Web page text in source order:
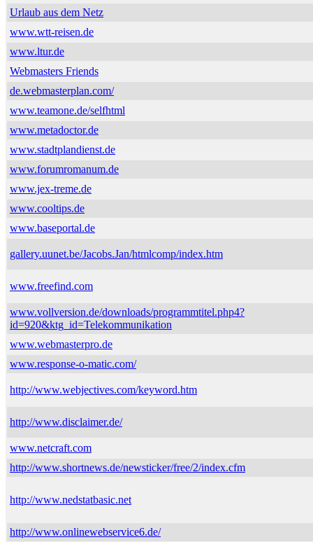
Urlaub aus dem Netz
www.wtt-reisen.de
www.ltur.de
Webmasters Friends
de.webmasterplan.com/
www.teamone.de/selfhtml
www.metadoctor.de
www.stadtplandienst.de
www.forumromanum.de
www.jex-treme.de
www.cooltips.de
www.baseportal.de
gallery.uunet.be/Jacobs.Jan/htmlcomp/index.htm
www.freefind.com
www.vollversion.de/downloads/programmtitel.php4?
id=920&ktg_id=Telekommunikation
www.webmasterpro.de
www.response-o-matic.com/
http://www.webjectives.com/keyword.htm
http://www.disclaimer.de/
www.netcraft.com
http://www.shortnews.de/newsticker/free/2/index.cfm
http://www.nedstatbasic.net
http://www.onlinewebservice6.de/